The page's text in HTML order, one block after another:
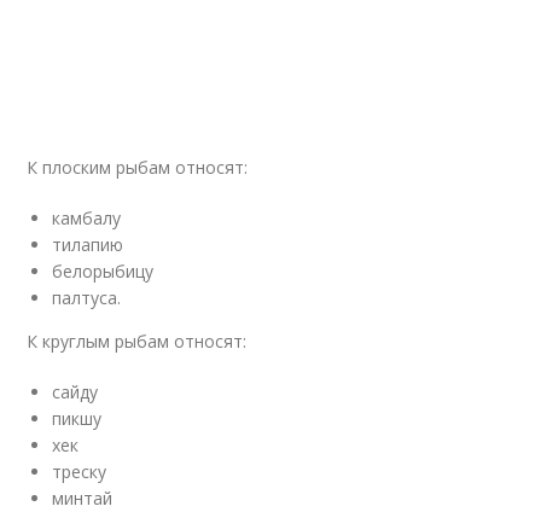
К плоским рыбам относят:
камбалу
тилапию
белорыбицу
палтуса.
К круглым рыбам относят:
сайду
пикшу
хек
треску
минтай